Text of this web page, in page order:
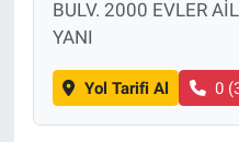
BULV. 2000 EVLER
YANI
Yol Tarifi Al 0